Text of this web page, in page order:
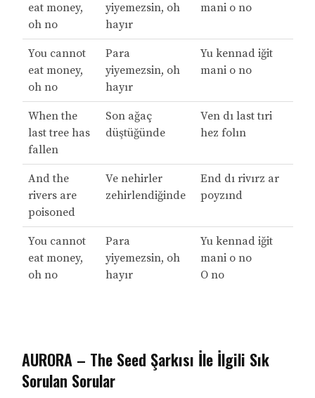
eat money,
oh no
yiyemezsin, oh
hayır
mani o no
You cannot
eat money,
oh no
Para
yiyemezsin, oh
hayır
Yu kennad iğit
mani o no
When the
last tree has
fallen
Son ağaç
düştüğünde
Ven dı last tıri
hez folın
And the
rivers are
poisoned
Ve nehirler
zehirlendiğinde
End dı rivırz ar
poyzınd
You cannot
eat money,
oh no
Para
yiyemezsin, oh
hayır
Yu kennad iğit
mani o no
O no
AURORA – The Seed Şarkısı İle İlgili Sık
Sorulan Sorular